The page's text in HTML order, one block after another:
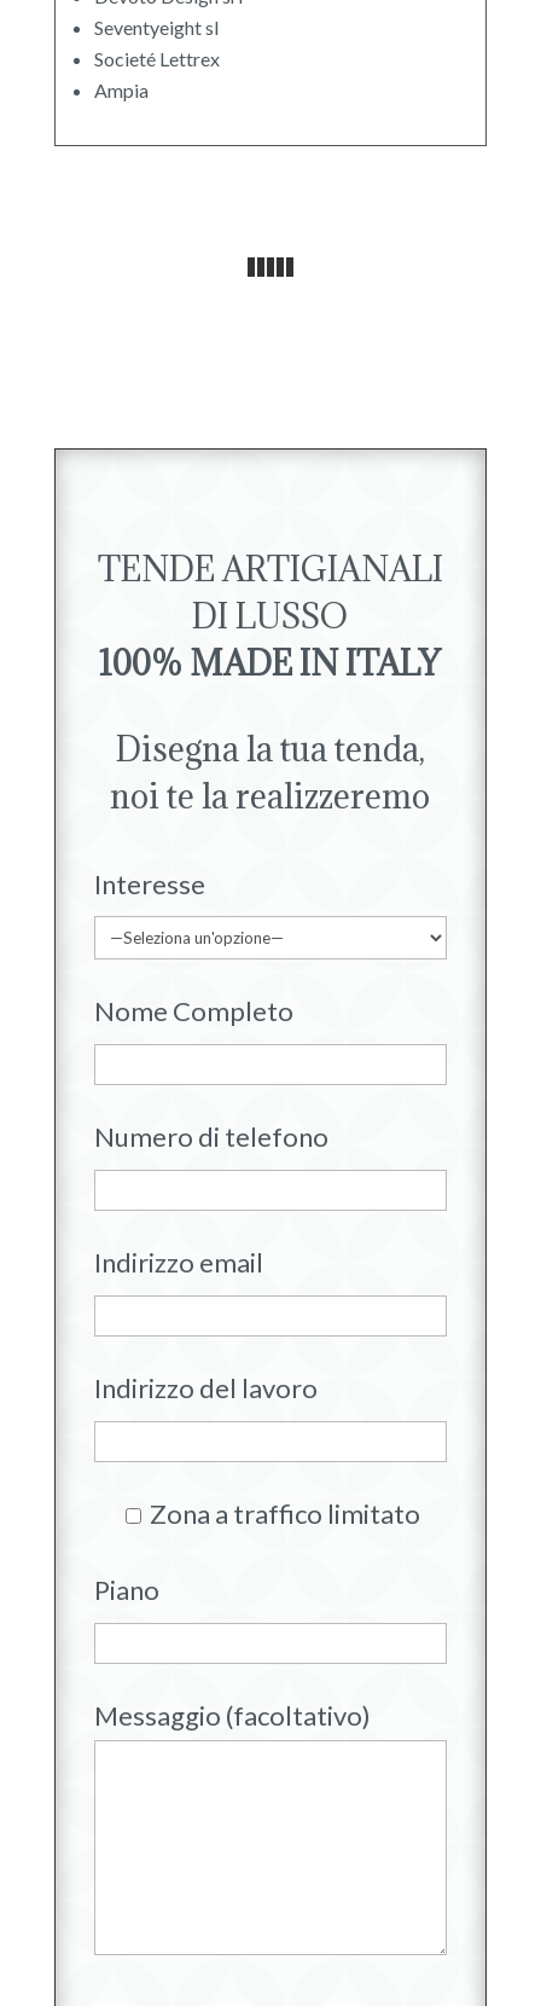
Seventyeight sl
Societé Lettrex
Ampia
TENDE ARTIGIANALI
DI LUSSO
100% MADE IN ITALY
Disegna la tua tenda,
noi te la realizzeremo
Interesse
Nome Completo
Numero di telefono
Indirizzo email
Indirizzo del lavoro
Zona a traffico limitato
Piano
Messaggio (facoltativo)